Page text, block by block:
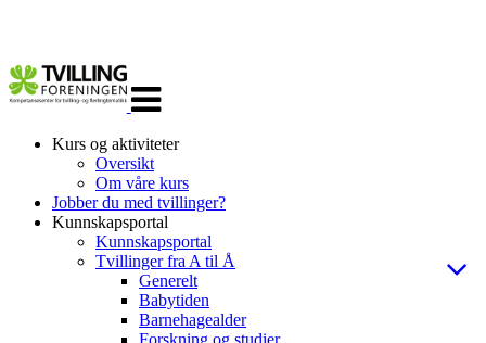
navigasjon
Kurs og aktiviteter
Oversikt
Om våre kurs
Jobber du med tvillinger?
Kunnskapsportal
Kunnskapsportal
Tvillinger fra A til Å
Generelt
Babytiden
Barnehagealder
Forskning og studier